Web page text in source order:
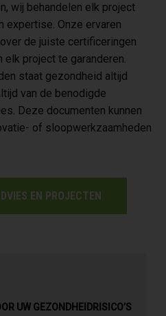
wij behandelen elk project
Onze ervaren
de juiste certificeringen
project te garanderen.
staat gezondheid altijd
van de benodigde
Deze documenten kunnen
of sloopwerkzaamheden
EN PROJECTEN
UW GEZONDHEIDRISICO’S